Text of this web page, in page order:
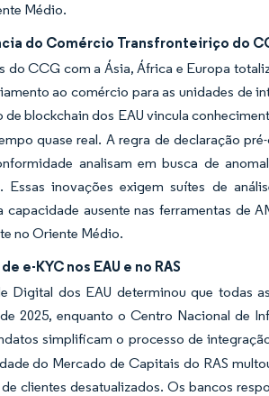
Médio.
do Comércio Transfronteiriço do
CCG com a Ásia, África e Europa
ao comércio para as unidades de
blockchain dos EAU vincula
quase real. A regra de declaração
analisam em busca de
inovações exigem suítes de
ausente nas ferramentas de
no Oriente Médio.
e-KYC nos EAU e no RAS
Digital dos EAU determinou que todas
2025, enquanto o Centro Nacional de
simplificam o processo de
do Mercado de Capitais do RAS
clientes desatualizados. Os bancos